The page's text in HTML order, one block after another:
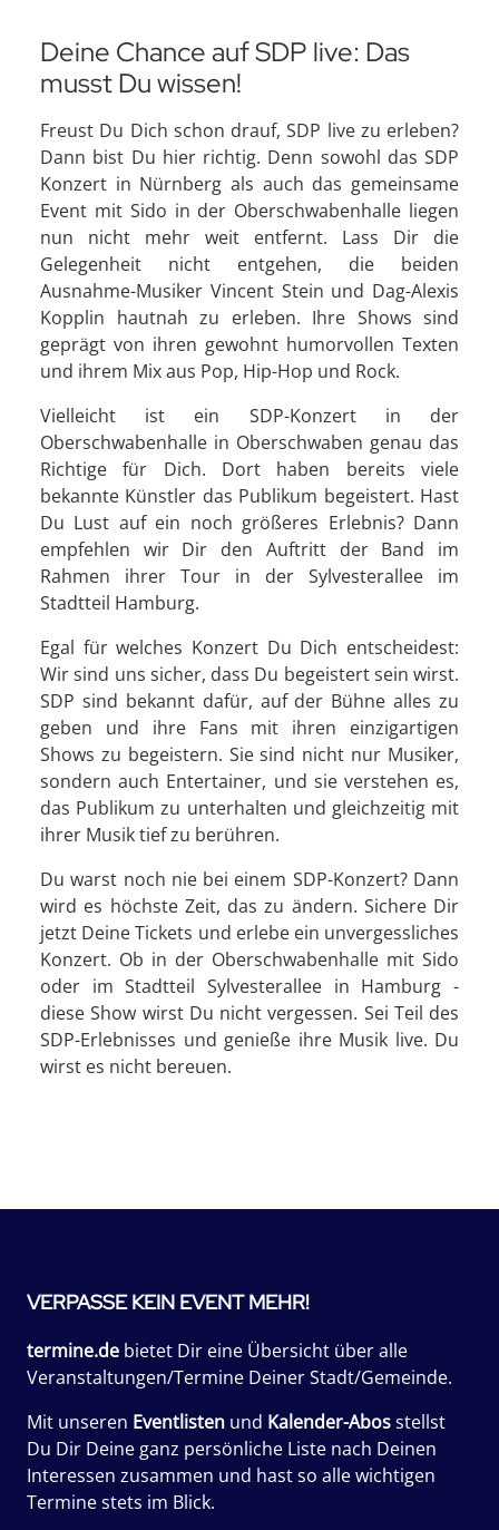
Deine Chance auf SDP live: Das
musst Du wissen!
Freust Du Dich schon drauf, SDP live zu erleben?
Dann bist Du hier richtig. Denn sowohl das SDP
Konzert in Nürnberg als auch das gemeinsame
Event mit Sido in der Oberschwabenhalle liegen
nun nicht mehr weit entfernt. Lass Dir die
Gelegenheit nicht entgehen, die beiden
Ausnahme-Musiker Vincent Stein und Dag-Alexis
Kopplin hautnah zu erleben. Ihre Shows sind
geprägt von ihren gewohnt humorvollen Texten
und ihrem Mix aus Pop, Hip-Hop und Rock.
Vielleicht ist ein SDP-Konzert in der
Oberschwabenhalle in Oberschwaben genau das
Richtige für Dich. Dort haben bereits viele
bekannte Künstler das Publikum begeistert. Hast
Du Lust auf ein noch größeres Erlebnis? Dann
empfehlen wir Dir den Auftritt der Band im
Rahmen ihrer Tour in der Sylvesterallee im
Stadtteil Hamburg.
Egal für welches Konzert Du Dich entscheidest:
Wir sind uns sicher, dass Du begeistert sein wirst.
SDP sind bekannt dafür, auf der Bühne alles zu
geben und ihre Fans mit ihren einzigartigen
Shows zu begeistern. Sie sind nicht nur Musiker,
sondern auch Entertainer, und sie verstehen es,
das Publikum zu unterhalten und gleichzeitig mit
ihrer Musik tief zu berühren.
Du warst noch nie bei einem SDP-Konzert? Dann
wird es höchste Zeit, das zu ändern. Sichere Dir
jetzt Deine Tickets und erlebe ein unvergessliches
Konzert. Ob in der Oberschwabenhalle mit Sido
oder im Stadtteil Sylvesterallee in Hamburg -
diese Show wirst Du nicht vergessen. Sei Teil des
SDP-Erlebnisses und genieße ihre Musik live. Du
wirst es nicht bereuen.
VERPASSE KEIN EVENT MEHR!
termine.de bietet Dir eine Übersicht über alle
Veranstaltungen/Termine Deiner Stadt/Gemeinde.
Mit unseren Eventlisten und Kalender-Abosstellst
Du Dir Deine ganz persönliche Liste nach Deinen
Interessen zusammen und hast so alle wichtigen
Termine stets im Blick.